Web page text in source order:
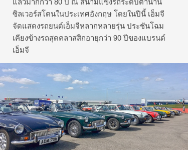
ซิลเวอร์สโตนในประเทศอังกฤษโดยในปีนี้ เอ็มจี
จัดแสดงรถยนต์เอ็มจีหลากหลายรุ่นประชันโฉม
เคียงข้างรถสุดคลาสสิกอายุกว่า 90ปีของแบรนด์
เอ็มจี